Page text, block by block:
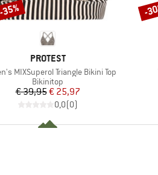
MERK
PROTEST
MIXSuperol Triangle Bikini Top
Productgroep
Bikinitop
Prijs
€ 39,95Verlaagde prijs
€ 25,97
0,0(0)
-